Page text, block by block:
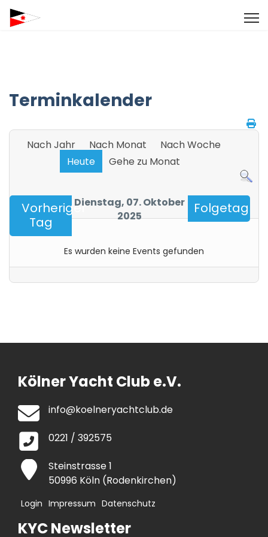
Terminkalender
Nach Jahr Nach Monat
Nach Woche
Heute
Gehe zu Monat
Vorheriger
Tag
Dienstag, 07. Oktober
2025
Folgetag
Es wurden keine Events gefunden
Kölner Yacht Club e.V.
info@koelneryachtclub.de
0221 / 392575
Steinstrasse 1
50996 Köln (Rodenkirchen)
Login Impressum Datenschutz
KYC Newsletter